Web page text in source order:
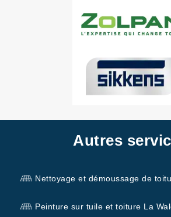
Autres
Nettoyage et démoussage de
Peinture sur tuile et toiture La